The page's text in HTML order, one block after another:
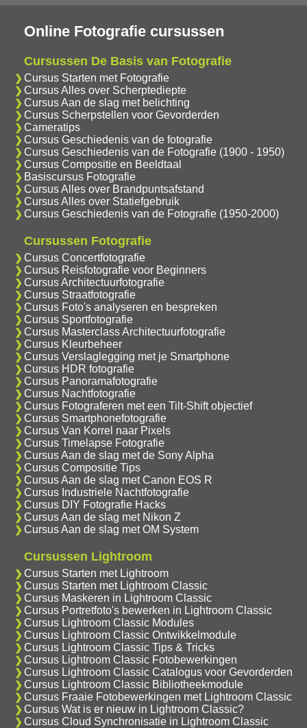
Online Fotografie cursussen
Cursussen De Basis van Fotografie
Cursus Starten met Fotografie
Cursus Alles over Scherptediepte
Cursus Aan de slag met belichting
Cursus Scherpstellen voor Gevorderden
Cameratips
Cursus Geschiedenis van de fotografie
Cursus Geschiedenis van de Fotografie (1900 - 1950)
Cursus Compositie en Beeldtaal
Basiscursus Fotografie
Cursus Alles over Brandpuntsafstand
Cursus Alles over Statiefgebruik
Cursus Geschiedenis van de Fotografie (1950-2000)
Cursussen Fotografie
Cursus Concertfotografie
Cursus Reisfotografie voor Beginners
Cursus Architectuurfotografie
Cursus Straatfotografie
Cursus Foto's analyseren en bespreken
Cursus Sportfotografie
Cursus Masterclass Architectuurfotografie
Cursus Kleurbeheer
Cursus Verslaglegging met je Smartphone
Cursus HDR fotografie
Cursus Panoramafotografie
Cursus Nachtfotografie
Cursus Fotograferen met een Tilt-Shift objectief
Cursus Smartphonefotografie
Cursus Van Korrel naar Pixels
Cursus Timelapse Fotografie
Cursus Aan de slag met de Sony Alpha
Cursus Compositie Tips
Cursus Aan de slag met Canon EOS R
Cursus Industriele Nachtfotografie
Cursus DIY Fotografie Hacks
Cursus Aan de slag met Nikon Z
Cursus Aan de slag met OM System
Cursussen Lightroom
Cursus Starten met Lightroom
Cursus Starten met Lightroom Classic
Cursus Maskeren in Lightroom Classic
Cursus Portretfoto's bewerken in Lightroom Classic
Cursus Lightroom Classic Modules
Cursus Lightroom Classic Ontwikkelmodule
Cursus Lightroom Classic Tips & Tricks
Cursus Lightroom Classic Fotobewerkingen
Cursus Lightroom Classic Catalogus voor Gevorderden
Cursus Lightroom Classic Bibliotheekmodule
Cursus Fraaie Fotobewerkingen met Lightroom Classic
Cursus Wat is er nieuw in Lightroom Classic?
Cursus Cloud Synchronisatie in Lightroom Classic